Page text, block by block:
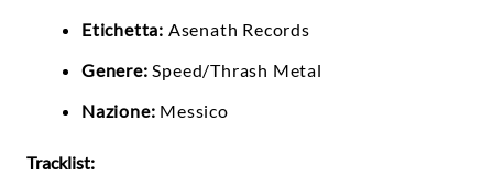
Etichetta: Asenath Records
Genere: Speed/Thrash Metal
Nazione: Messico
Tracklist: